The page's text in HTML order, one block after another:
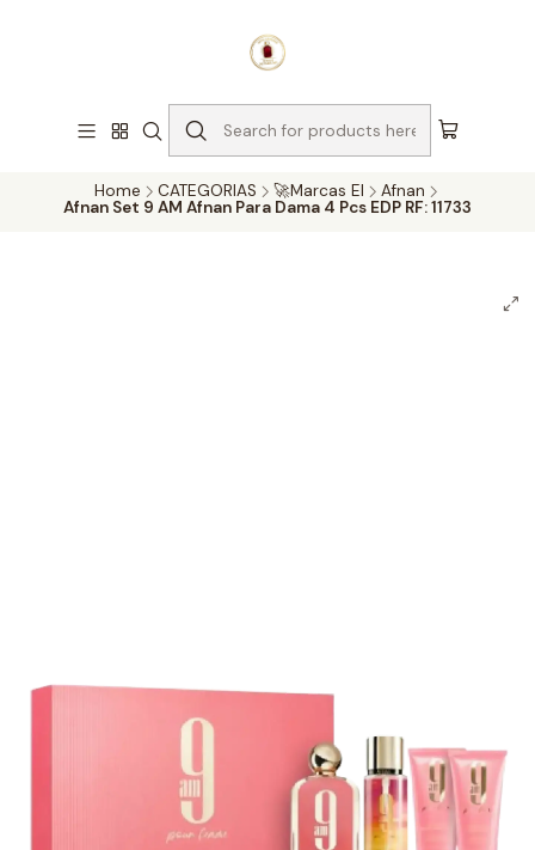
Los precios de los perfumes originales están sujetos a
cambios diarios por parte de nuestros proveedores.
aquí para actualizar el precio o envíenos un mensaje de
Explorar
Home CATEGORIAS 🚀Marcas EI
Afnan
Afnan Set 9 AM Afnan Para Dama 4 Pcs EDP RF: 11733